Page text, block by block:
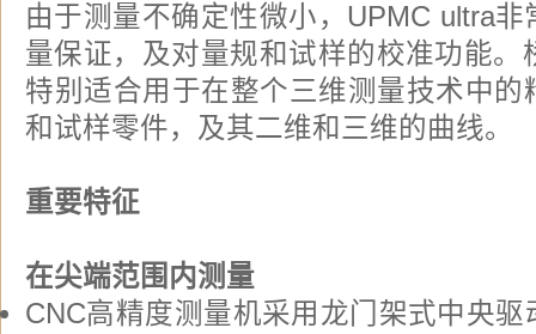
由于测量不确定性微小，UPMC ultra
量保证，及对量规和试样的校准功能。
特别适合用于在整个三维测量技术中
和试样零件，及其二维和三维的曲线。
重要特征
在尖端范围内测量
CNC高精度测量机采用龙门架式中央